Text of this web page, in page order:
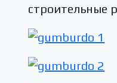
строительные